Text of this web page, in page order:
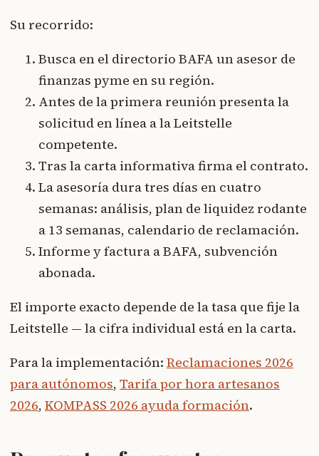
Su recorrido:
Busca en el directorio BAFA un asesor de
finanzas pyme en su región.
Antes de la primera reunión presenta la
solicitud en línea a la Leitstelle
competente.
Tras la carta informativa firma el contrato.
La asesoría dura tres días en cuatro
semanas: análisis, plan de liquidez rodante
a 13 semanas, calendario de reclamación.
Informe y factura a BAFA, subvención
abonada.
El importe exacto depende de la tasa que fije la
Leitstelle — la cifra individual está en la carta.
Para la implementación: Reclamaciones 2026
para autónomos, Tarifa por hora artesanos
2026, KOMPASS 2026 ayuda formación.